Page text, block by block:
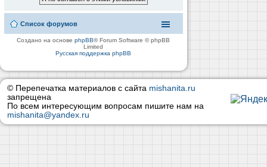
Список форумов
Создано на основеphpBB® Forum Software © phpBB
Limited
Русская поддержка phpBB
© Перепечатка материалов с сайта mishanita.ru
запрещена
По всем интересующим вопросам пишите нам на
mishanita@yandex.ru